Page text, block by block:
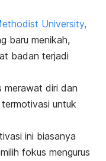
University,
baru menikah,
badan terjadi
merawat diri dan
untuk
ini biasanya
fokus mengurus